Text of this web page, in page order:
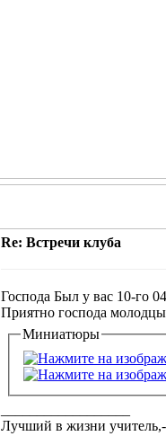
Re: Встречи клуба
Господа Был у вас 10-го
Приятно господа
Миниатюры
Лучший в жизни учитель,-